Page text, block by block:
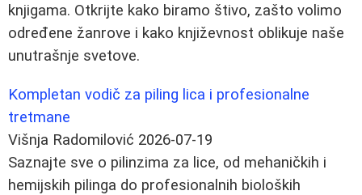
knjigama. Otkrijte kako biramo štivo, zašto volimo
određene žanrove i kako književnost oblikuje naše
unutrašnje svetove.
Kompletan vodič za piling lica i profesionalne
tretmane
Višnja Radomilović 2026-07-19
Saznajte sve o pilinzima za lice, od mehaničkih i
hemijskih pilinga do profesionalnih bioloških